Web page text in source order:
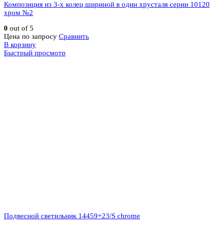
Композиция из 3-х колец шириной в один хрусталя серии 10120
хром №2
0 out of 5
Цена по запросу Сравнить
В корзину
Быстрый просмотр
Подвесной светильник 14459+23/S chrome